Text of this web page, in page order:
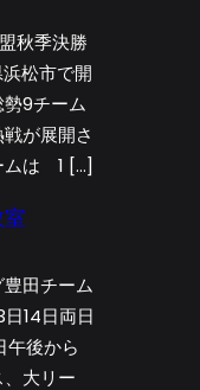
秋季決勝
松市で開
9チーム
が展開さ
ムは 1 […]
田チーム
14日両日
午後から
大リー